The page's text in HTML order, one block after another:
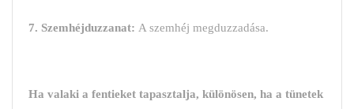
7. Szemhéjduzzanat: A szemhéj megduzzadása.
Ha valaki a fentieket tapasztalja, különösen, ha a tünetek